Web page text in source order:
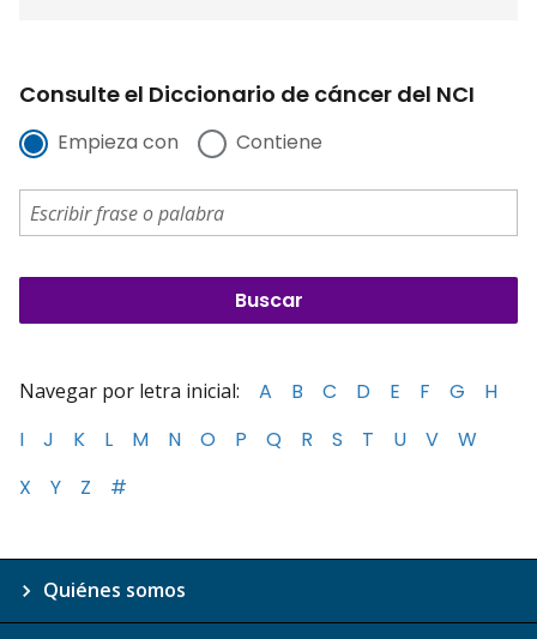
Consulte el Diccionario de cáncer del NCI
Empieza con Contiene
Navegar por letra inicial: A B C D E F G
H
I
J K L M N O P Q R S T U V
W
X
Y Z #
Quiénes somos